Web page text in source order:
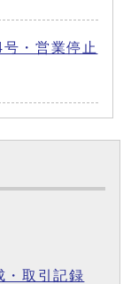
・営業停止
・取引記録